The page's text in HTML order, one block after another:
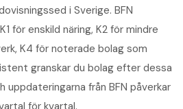
i Sverige. BFN
för enskild näring, K2 för mindre
K4 för noterade bolag som
granskar du bolag efter dessa
från BFN påverkar